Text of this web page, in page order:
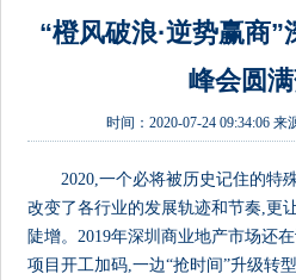
“橙风破浪·逆势赢商
峰会圆
时间：2020-07-24 09:34:06 来
2020,一个必将被历史记住的特
改变了各行业的发展轨迹和节奏,更
陡增。2019年深圳商业地产市场还
项目开工加码,一边“抢时间”升级转